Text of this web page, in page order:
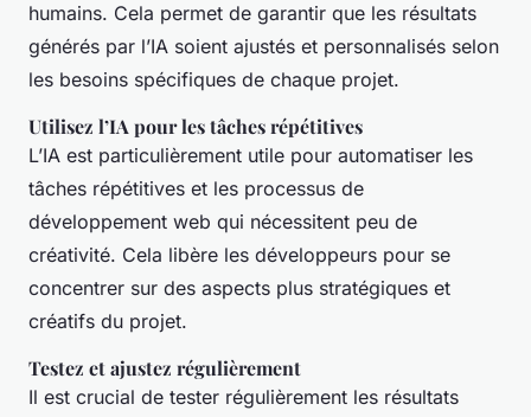
humains. Cela permet de garantir que les résultats
générés par l’IA soient ajustés et personnalisés selon
les besoins spécifiques de chaque projet.
Utilisez l’IA pour les tâches répétitives
L’IA est particulièrement utile pour automatiser les
tâches répétitives et les processus de
développement web qui nécessitent peu de
créativité. Cela libère les développeurs pour se
concentrer sur des aspects plus stratégiques et
créatifs du projet.
Testez et ajustez régulièrement
Il est crucial de tester régulièrement les résultats